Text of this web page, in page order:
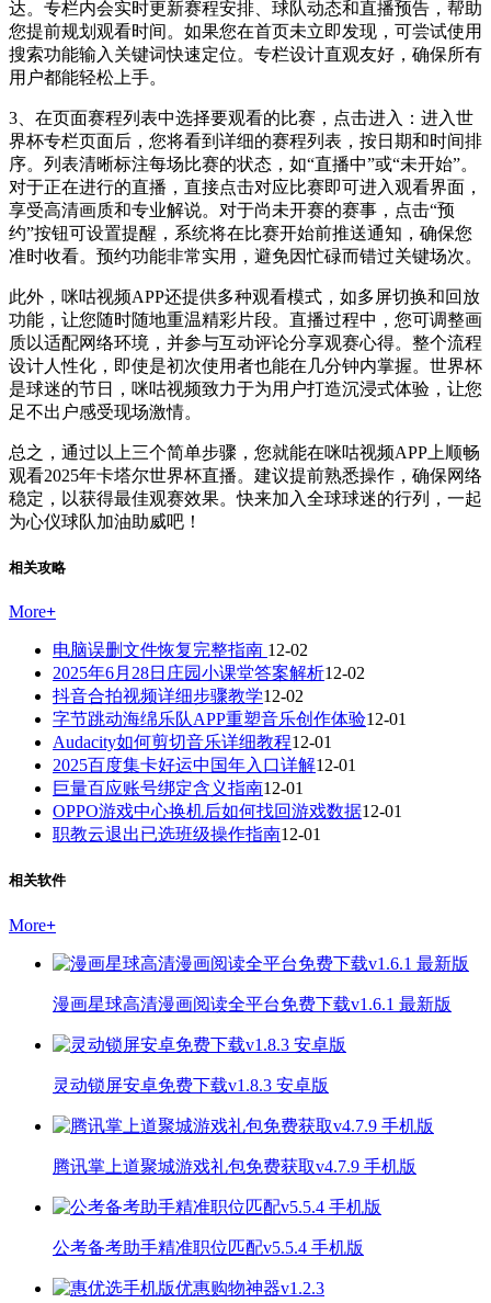
达。专栏内会实时更新赛程安排、球队动态和直播预告，帮助
您提前规划观看时间。如果您在首页未立即发现，可尝试使用
搜索功能输入关键词快速定位。专栏设计直观友好，确保所有
用户都能轻松上手。
3、在页面赛程列表中选择要观看的比赛，点击进入：进入世
界杯专栏页面后，您将看到详细的赛程列表，按日期和时间排
序。列表清晰标注每场比赛的状态，如“直播中”或“未开始”。
对于正在进行的直播，直接点击对应比赛即可进入观看界面，
享受高清画质和专业解说。对于尚未开赛的赛事，点击“预
约”按钮可设置提醒，系统将在比赛开始前推送通知，确保您
准时收看。预约功能非常实用，避免因忙碌而错过关键场次。
此外，咪咕视频APP还提供多种观看模式，如多屏切换和回放
功能，让您随时随地重温精彩片段。直播过程中，您可调整画
质以适配网络环境，并参与互动评论分享观赛心得。整个流程
设计人性化，即使是初次使用者也能在几分钟内掌握。世界杯
是球迷的节日，咪咕视频致力于为用户打造沉浸式体验，让您
足不出户感受现场激情。
总之，通过以上三个简单步骤，您就能在咪咕视频APP上顺畅
观看2025年卡塔尔世界杯直播。建议提前熟悉操作，确保网络
稳定，以获得最佳观赛效果。快来加入全球球迷的行列，一起
为心仪球队加油助威吧！
相关攻略
More+
电脑误删文件恢复完整指南 12-02
2025年6月28日庄园小课堂答案解析12-02
抖音合拍视频详细步骤教学12-02
字节跳动海绵乐队APP重塑音乐创作体验12-01
Audacity如何剪切音乐详细教程12-01
2025百度集卡好运中国年入口详解12-01
巨量百应账号绑定含义指南12-01
OPPO游戏中心换机后如何找回游戏数据12-01
职教云退出已选班级操作指南12-01
相关软件
More+
漫画星球高清漫画阅读全平台免费下载v1.6.1 最新版
灵动锁屏安卓免费下载v1.8.3 安卓版
腾讯掌上道聚城游戏礼包免费获取v4.7.9 手机版
公考备考助手精准职位匹配v5.5.4 手机版